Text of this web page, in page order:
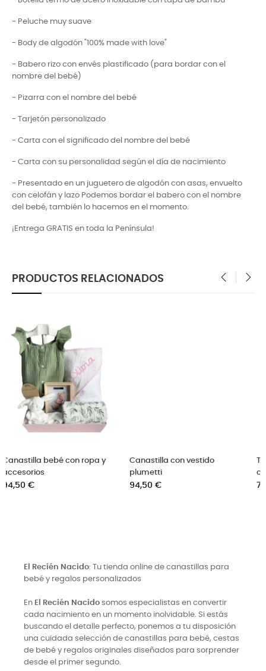
- Peluche muy suave
- Body de algodón "100% made with love"
- Babero rizo con envés plastificado (para bordar con el
nombre del bebé)
- Pizarra con el nombre del bebé
- Tarjetón personalizado
- Carta con el significado del nombre del bebé
- Carta con su personalidad según el día de nacimiento
- Presentado en un juguetero de algodón con asas, envuelto
con celofán y lazo Podemos bordar el babero con el nombre
del bebé, también lo hacemos en el momento.
¡Entrega GRATIS en toda la Península!
PRODUCTOS RELACIONADOS
Canastilla con vestido
plumetti
Precio
94,50 €
Tarta de pañales grande en 3
colores
Precio
79,00 €
El Recién Nacido: Tu tienda online de canastillas para
bebé y regalos personalizados
En El Recién Nacido somos especialistas en convertir
cada nacimiento en un momento inolvidable. Si estás
buscando el detalle perfecto, ponemos a tu disposición
una cuidada selección de canastillas para bebé, cestas
de bebé y regalos originales diseñados para sorprender
desde el primer segundo.